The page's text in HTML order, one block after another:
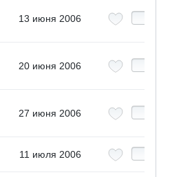
13 июня 2006
20 июня 2006
27 июня 2006
11 июля 2006